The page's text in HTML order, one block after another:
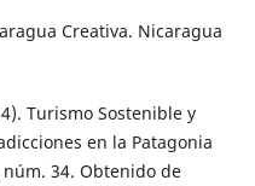
Creativa. Nicaragua
Turismo Sostenible y
en la Patagonia
34. Obtenido de